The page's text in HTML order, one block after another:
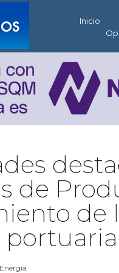
Inicio
de
de
portuaria
Energía